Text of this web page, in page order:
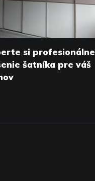
si profesionálne
šatníka pre váš